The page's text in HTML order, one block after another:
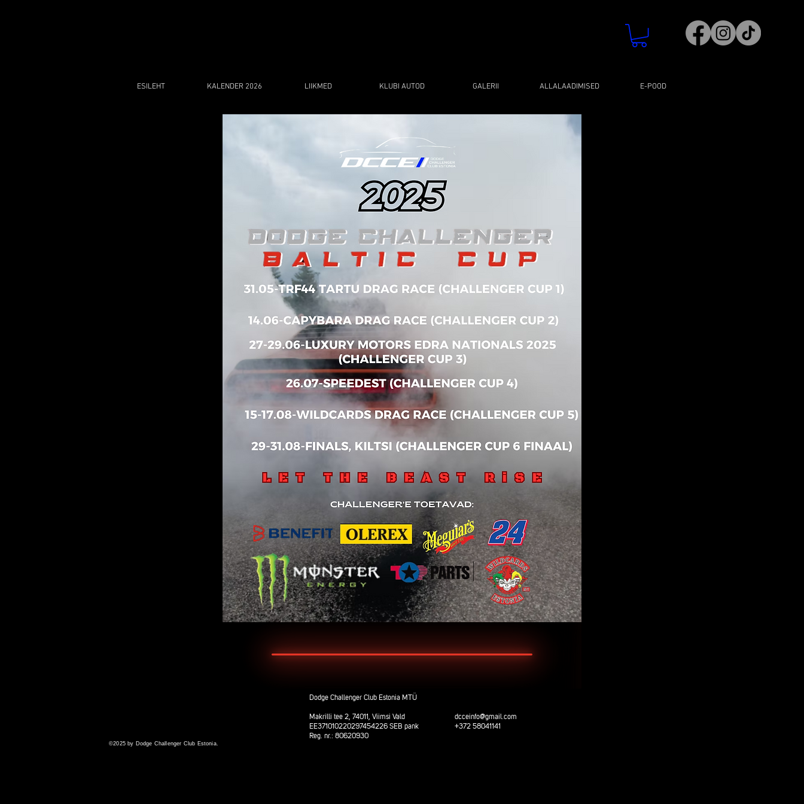
ESILEHT KALENDER 2026 LIIKMED KLUBI AUTOD GALERII ALLALAADIMISED E-POOD
©2025 by Dodge Challenger Club Estonia.
Dodge Challenger Club Estonia MTÜ
Makrilli tee 2, 74011, Viimsi Vald
EE371010220297454226 SEB pank
Reg. nr.: 80620930
dcceinfo@gmail.com
+372 58041141